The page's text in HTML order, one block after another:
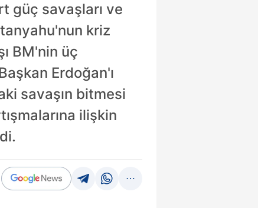
güç savaşları ve
kriz
BM'nin üç
Erdoğan'ı
savaşın bitmesi
ilişkin